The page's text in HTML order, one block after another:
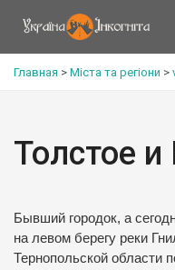
Главная > Міста та регіони >
Толстое и
Бывший городок, а
на левом берегу реки
Тернопольской области